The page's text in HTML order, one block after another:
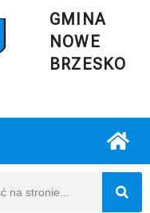
GMINA
NOWE
BRZESKO